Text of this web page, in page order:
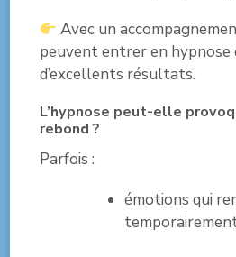
Avec un
peuvent entrer en
d’excellents résultats.
L’hypnose peut-elle
rebond ?
Parfois :
émotions qui